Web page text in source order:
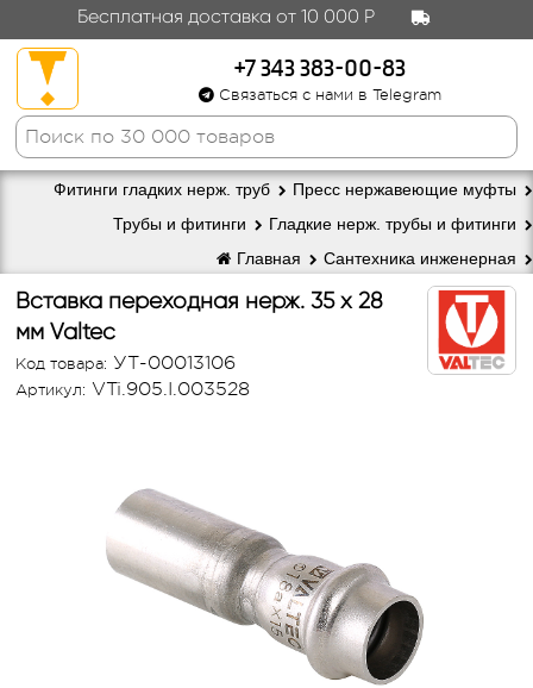
Бесплатная доставка от 10 000 Р
+7 343 383-00-83
Связаться с нами в Telegram
Пресс нержавеющие муфты
Фитинги гладких нерж. труб
Гладкие нерж. трубы и фитинги
Трубы и фитинги
Сантехника инженерная
Главная
Вставка переходная нерж. 35 х 28
мм Valtec
Код товара: УТ-00013106
Артикул: VTi.905.I.003528